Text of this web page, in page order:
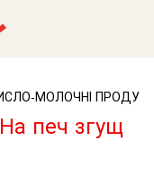
МОЛОЧНІ
печ згущ